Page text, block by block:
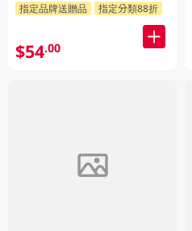
指定品牌送贈品 指定分類88折
$54.00